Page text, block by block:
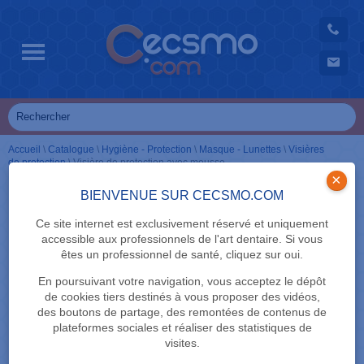
BIENVENUE SUR CECSMO.COM
Ce site internet est exclusivement réservé et uniquement
accessible aux professionnels de l'art dentaire. Si vous
êtes un professionnel de santé, cliquez sur oui.
En poursuivant votre navigation, vous acceptez le dépôt
de cookies tiers destinés à vous proposer des vidéos,
des boutons de partage, des remontées de contenus de
plateformes sociales et réaliser des statistiques de
visites.
×
Accueil \ Catalogue \ Hygiène - Protection \ Masque - Lunettes \ Visières
de protection\Visière de protection avec mousse